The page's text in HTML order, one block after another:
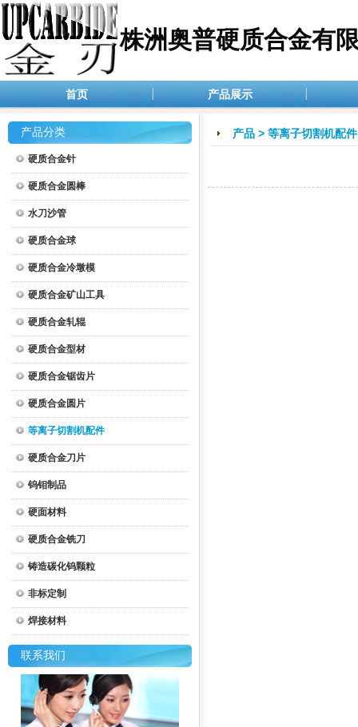
株洲奥普硬质合金有
首页 产品展示
产品分类
硬质合金针
硬质合金圆棒
水刀沙管
硬质合金球
硬质合金冷墩模
硬质合金矿山工具
硬质合金轧辊
硬质合金型材
硬质合金锯齿片
硬质合金圆片
等离子切割机配件
硬质合金刀片
钨钼制品
硬面材料
硬质合金铣刀
铸造碳化钨颗粒
非标定制
焊接材料
联系我们
产品 > 等离子切割机配件